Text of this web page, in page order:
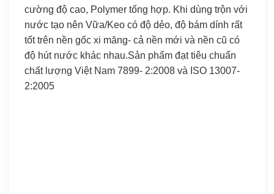
cường độ cao, Polymer tổng hợp. Khi dùng trộn với
nước tạo nên Vữa/Keo có độ dẻo, độ bám dính rất
tốt trên nền gốc xi măng- cả nền mới và nền cũ có
độ hút nước khác nhau.Sản phẩm đạt tiêu chuẩn
chất lượng Việt Nam 7899- 2:2008 và ISO 13007-
2:2005